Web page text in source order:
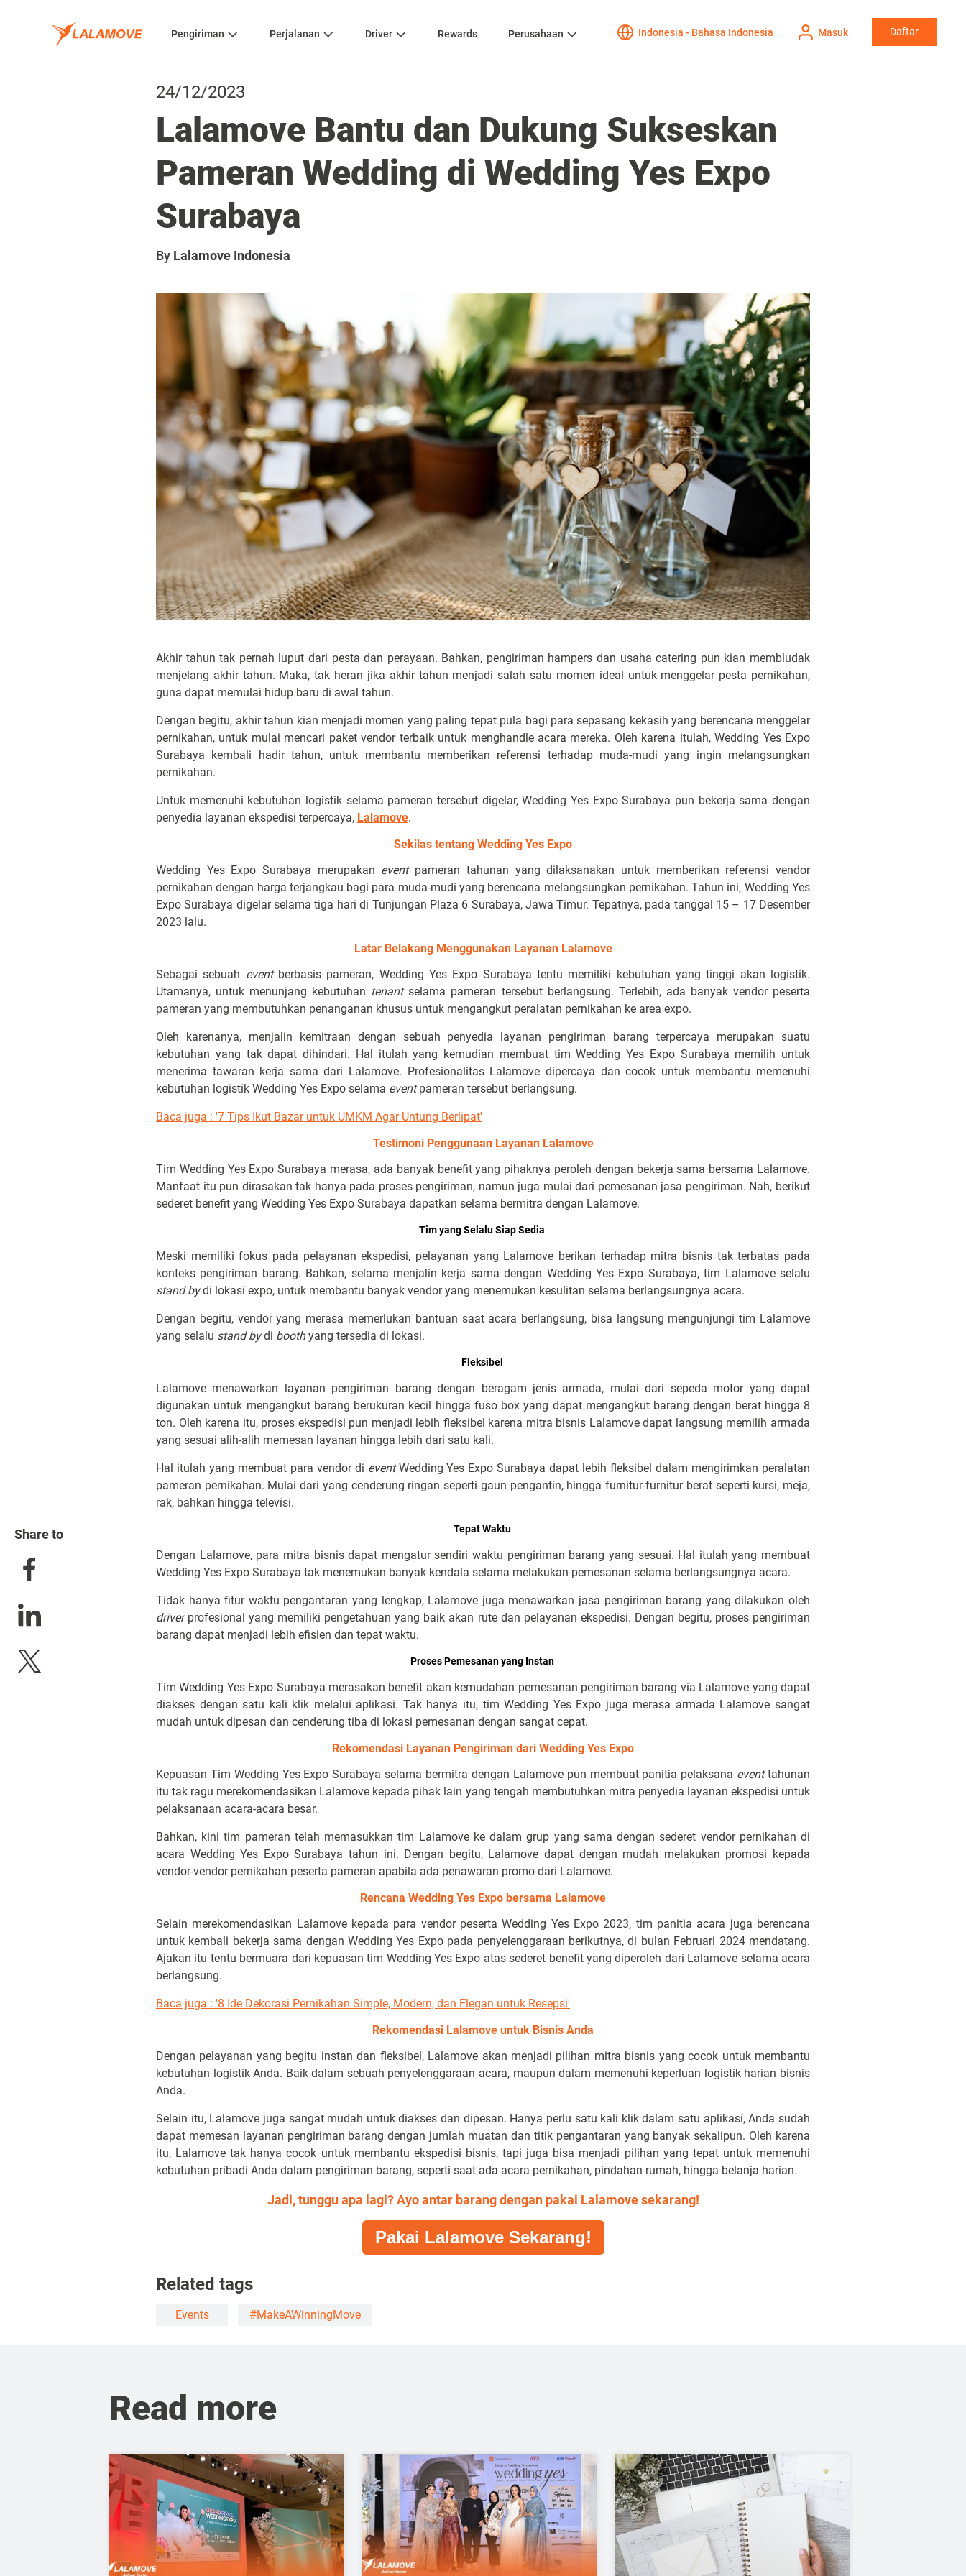
Pengiriman Perjalanan Driver Rewards Perusahaan Indonesia - Bahasa Indonesia Masuk Daftar
24/12/2023
Lalamove Bantu dan Dukung Sukseskan
Pameran Wedding di Wedding Yes Expo
Surabaya
By Lalamove Indonesia
Akhir tahun tak pernah luput dari pesta dan perayaan. Bahkan, pengiriman hampers dan usaha catering pun kian membludak
menjelang akhir tahun. Maka, tak heran jika akhir tahun menjadi salah satu momen ideal untuk menggelar pesta pernikahan,
guna dapat memulai hidup baru di awal tahun.
Dengan begitu, akhir tahun kian menjadi momen yang paling tepat pula bagi para sepasang kekasih yang berencana menggelar
pernikahan, untuk mulai mencari paket vendor terbaik untuk menghandle acara mereka. Oleh karena itulah, Wedding Yes Expo
Surabaya kembali hadir tahun, untuk membantu memberikan referensi terhadap muda-mudi yang ingin melangsungkan
pernikahan.
Untuk memenuhi kebutuhan logistik selama pameran tersebut digelar, Wedding Yes Expo Surabaya pun bekerja sama dengan
penyedia layanan ekspedisi terpercaya, Lalamove.
Sekilas tentang Wedding Yes Expo
Wedding Yes Expo Surabaya merupakan event pameran tahunan yang dilaksanakan untuk memberikan referensi vendor
pernikahan dengan harga terjangkau bagi para muda-mudi yang berencana melangsungkan pernikahan. Tahun ini, Wedding Yes
Expo Surabaya digelar selama tiga hari di Tunjungan Plaza 6 Surabaya, Jawa Timur. Tepatnya, pada tanggal 15 – 17 Desember
2023 lalu.
Latar Belakang Menggunakan Layanan Lalamove
Sebagai sebuah event berbasis pameran, Wedding Yes Expo Surabaya tentu memiliki kebutuhan yang tinggi akan logistik.
Utamanya, untuk menunjang kebutuhan tenantselama pameran tersebut berlangsung. Terlebih, ada banyak vendor peserta
pameran yang membutuhkan penanganan khusus untuk mengangkut peralatan pernikahan ke area expo.
Oleh karenanya, menjalin kemitraan dengan sebuah penyedia layanan pengiriman barang terpercaya merupakan suatu
kebutuhan yang tak dapat dihindari. Hal itulah yang kemudian membuat tim Wedding Yes Expo Surabaya memilih untuk
menerima tawaran kerja sama dari Lalamove. Profesionalitas Lalamove dipercaya dan cocok untuk membantu memenuhi
kebutuhan logistik Wedding Yes Expo selama eventpameran tersebut berlangsung.
Baca juga : '7 Tips Ikut Bazar untuk UMKM Agar Untung Berlipat'
Testimoni Penggunaan Layanan Lalamove
Tim Wedding Yes Expo Surabaya merasa, ada banyak benefit yang pihaknya peroleh dengan bekerja sama bersama Lalamove.
Manfaat itu pun dirasakan tak hanya pada proses pengiriman, namun juga mulai dari pemesanan jasa pengiriman. Nah, berikut
sederet benefit yang Wedding Yes Expo Surabaya dapatkan selama bermitra dengan Lalamove.
Tim yang Selalu Siap Sedia
Meski memiliki fokus pada pelayanan ekspedisi, pelayanan yang Lalamove berikan terhadap mitra bisnis tak terbatas pada
konteks pengiriman barang. Bahkan, selama menjalin kerja sama dengan Wedding Yes Expo Surabaya, tim Lalamove selalu
stand bydi lokasi expo, untuk membantu banyak vendor yang menemukan kesulitan selama berlangsungnya acara.
Dengan begitu, vendor yang merasa memerlukan bantuan saat acara berlangsung, bisa langsung mengunjungi tim Lalamove
yang selalu stand bydi boothyang tersedia di lokasi.
Fleksibel
Lalamove menawarkan layanan pengiriman barang dengan beragam jenis armada, mulai dari sepeda motor yang dapat
digunakan untuk mengangkut barang berukuran kecil hingga fuso box yang dapat mengangkut barang dengan berat hingga 8
ton. Oleh karena itu, proses ekspedisi pun menjadi lebih fleksibel karena mitra bisnis Lalamove dapat langsung memilih armada
yang sesuai alih-alih memesan layanan hingga lebih dari satu kali.
Hal itulah yang membuat para vendor di eventWedding Yes Expo Surabaya dapat lebih fleksibel dalam mengirimkan peralatan
pameran pernikahan. Mulai dari yang cenderung ringan seperti gaun pengantin, hingga furnitur-furnitur berat seperti kursi, meja,
rak, bahkan hingga televisi.
Tepat Waktu
Dengan Lalamove, para mitra bisnis dapat mengatur sendiri waktu pengiriman barang yang sesuai. Hal itulah yang membuat
Wedding Yes Expo Surabaya tak menemukan banyak kendala selama melakukan pemesanan selama berlangsungnya acara.
Tidak hanya fitur waktu pengantaran yang lengkap, Lalamove juga menawarkan jasa pengiriman barang yang dilakukan oleh
driverprofesional yang memiliki pengetahuan yang baik akan rute dan pelayanan ekspedisi. Dengan begitu, proses pengiriman
barang dapat menjadi lebih efisien dan tepat waktu.
Proses Pemesanan yang Instan
Tim Wedding Yes Expo Surabaya merasakan benefit akan kemudahan pemesanan pengiriman barang via Lalamove yang dapat
diakses dengan satu kali klik melalui aplikasi. Tak hanya itu, tim Wedding Yes Expo juga merasa armada Lalamove sangat
mudah untuk dipesan dan cenderung tiba di lokasi pemesanan dengan sangat cepat.
Rekomendasi Layanan Pengiriman dari Wedding Yes Expo
Kepuasan Tim Wedding Yes Expo Surabaya selama bermitra dengan Lalamove pun membuat panitia pelaksana eventtahunan
itu tak ragu merekomendasikan Lalamove kepada pihak lain yang tengah membutuhkan mitra penyedia layanan ekspedisi untuk
pelaksanaan acara-acara besar.
Bahkan, kini tim pameran telah memasukkan tim Lalamove ke dalam grup yang sama dengan sederet vendor pernikahan di
acara Wedding Yes Expo Surabaya tahun ini. Dengan begitu, Lalamove dapat dengan mudah melakukan promosi kepada
vendor-vendor pernikahan peserta pameran apabila ada penawaran promo dari Lalamove.
Rencana Wedding Yes Expo bersama Lalamove
Selain merekomendasikan Lalamove kepada para vendor peserta Wedding Yes Expo 2023, tim panitia acara juga berencana
untuk kembali bekerja sama dengan Wedding Yes Expo pada penyelenggaraan berikutnya, di bulan Februari 2024 mendatang.
Ajakan itu tentu bermuara dari kepuasan tim Wedding Yes Expo atas sederet benefit yang diperoleh dari Lalamove selama acara
berlangsung.
Baca juga : '8 Ide Dekorasi Pernikahan Simple, Modern, dan Elegan untuk Resepsi'
Rekomendasi Lalamove untuk Bisnis Anda
Dengan pelayanan yang begitu instan dan fleksibel, Lalamove akan menjadi pilihan mitra bisnis yang cocok untuk membantu
kebutuhan logistik Anda. Baik dalam sebuah penyelenggaraan acara, maupun dalam memenuhi keperluan logistik harian bisnis
Anda.
Selain itu, Lalamove juga sangat mudah untuk diakses dan dipesan. Hanya perlu satu kali klik dalam satu aplikasi, Anda sudah
dapat memesan layanan pengiriman barang dengan jumlah muatan dan titik pengantaran yang banyak sekalipun. Oleh karena
itu, Lalamove tak hanya cocok untuk membantu ekspedisi bisnis, tapi juga bisa menjadi pilihan yang tepat untuk memenuhi
kebutuhan pribadi Anda dalam pengiriman barang, seperti saat ada acara pernikahan, pindahan rumah, hingga belanja harian.
Jadi, tunggu apa lagi? Ayo antar barang dengan pakai Lalamove sekarang!
Pakai Lalamove Sekarang!
Related tags
Events #MakeAWinningMove
Read more
Share to